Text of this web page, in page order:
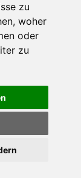
zu
woher
oder
zu